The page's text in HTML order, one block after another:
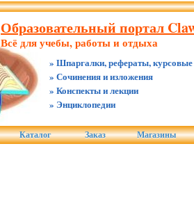
Образовательный портал
Всё для учебы, работы и отдыха
» Шпаргалки, рефераты, курсовые
» Сочинения и изложения
» Конспекты и лекции
» Энциклопедии
Каталог Заказ Магазины